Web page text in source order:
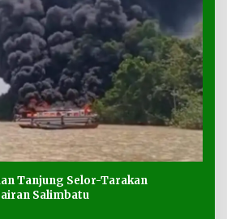
Tanjung Selor-Tarakan
Salimbatu